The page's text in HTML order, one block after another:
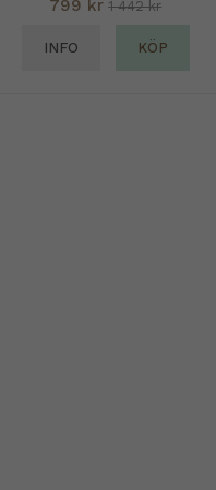
799 kr 1 442 kr
INFO KÖP